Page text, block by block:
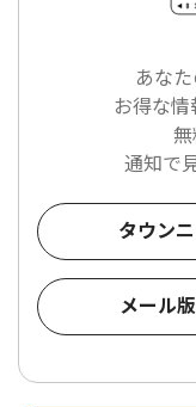
あな
お得な情
無
通知で
タウン
メール